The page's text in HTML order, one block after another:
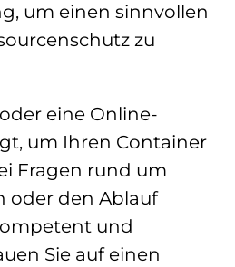
um einen sinnvollen
zu
eine Online-
um Ihren Container
Fragen rund um
oder den Ablauf
und
Sie auf einen